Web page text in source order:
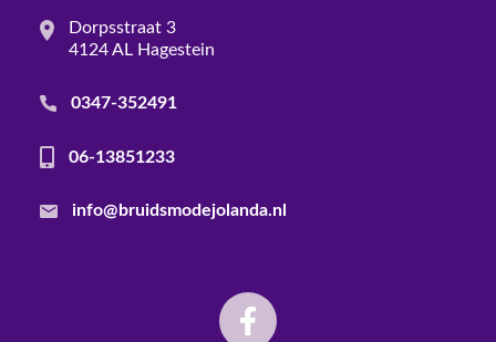
Dorpsstraat 3
4124 AL Hagestein
0347-352491
06-13851233
info@bruidsmodejolanda.nl